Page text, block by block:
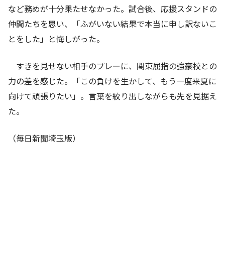
など務めが十分果たせなかった。試合後、応援スタンドの
仲間たちを思い、「ふがいない結果で本当に申し訳ないこ
とをした」と悔しがった。
すきを見せない相手のプレーに、関東屈指の強豪校との
力の差を感じた。「この負けを生かして、もう一度来夏に
向けて頑張りたい」。言葉を絞り出しながらも先を見据え
た。
（毎日新聞埼玉版）